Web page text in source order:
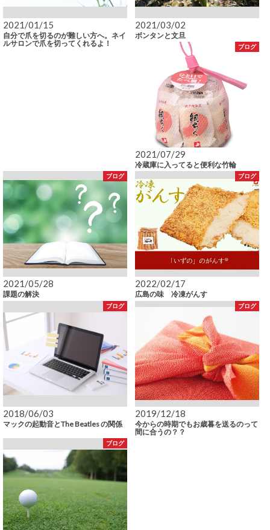
2021/01/15
自分で爪を切るのが難しい方へ。ネイ
ルサロンで爪を切ってくれるよ！
2021/03/02
ボンタンと文旦
ブログ
2021/07/29
冷蔵庫に入ってると便利な竹輪
ブログ
2021/05/28
課題の解決
ブログ
2022/02/17
広島の味 冷凍がんす
ブログ
2018/06/03
マックの起動音とThe Beatles の関係
ブログ
2019/12/18
今からの時期でもお歳暮を送るのって
間に合うの？？
ブログ